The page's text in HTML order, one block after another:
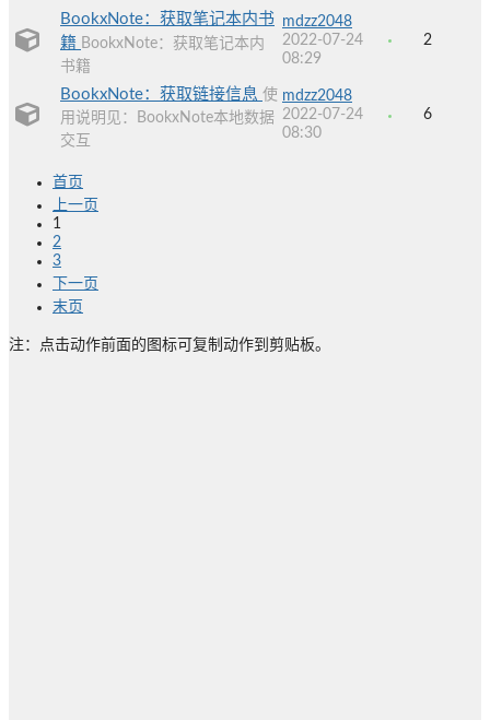
BookxNote：获取笔记本内书
籍 BookxNote：获取笔记本内
书籍
mdzz2048
2022-07-24
08:29
2
BookxNote：获取链接信息 使
用说明见：BookxNote本地数据
交互
mdzz2048
2022-07-24
08:30
6
首页
上一页
1
2
3
下一页
末页
注：点击动作前面的图标可复制动作到剪贴板。